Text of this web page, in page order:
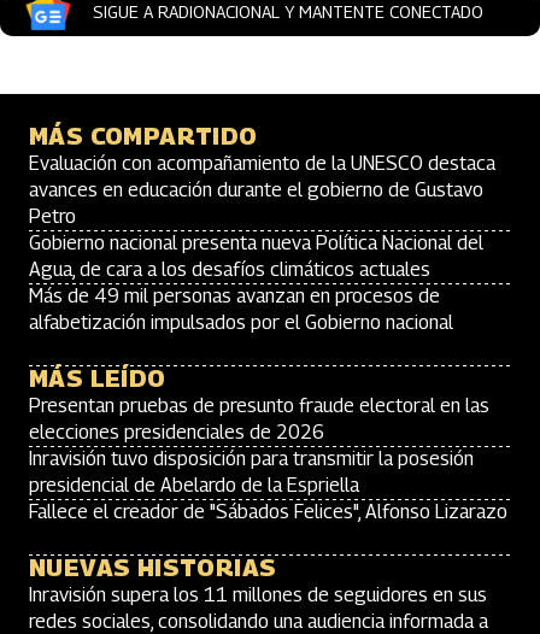
SIGUE A RADIONACIONAL Y MANTENTE CONECTADO
MÁS COMPARTIDO
Evaluación con acompañamiento de la UNESCO destaca
avances en educación durante el gobierno de Gustavo
Petro
Gobierno nacional presenta nueva Política Nacional del
Agua, de cara a los desafíos climáticos actuales
Más de 49 mil personas avanzan en procesos de
alfabetización impulsados por el Gobierno nacional
MÁS LEÍDO
Presentan pruebas de presunto fraude electoral en las
elecciones presidenciales de 2026
Inravisión tuvo disposición para transmitir la posesión
presidencial de Abelardo de la Espriella
Fallece el creador de "Sábados Felices", Alfonso Lizarazo
NUEVAS HISTORIAS
Inravisión supera los 11 millones de seguidores en sus
redes sociales, consolidando una audiencia informada a